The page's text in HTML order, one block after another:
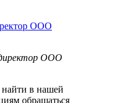
директор ООО
в нашей
обращаться